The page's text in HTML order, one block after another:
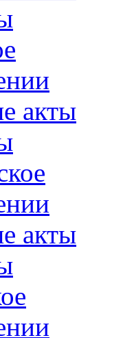
акты
акты